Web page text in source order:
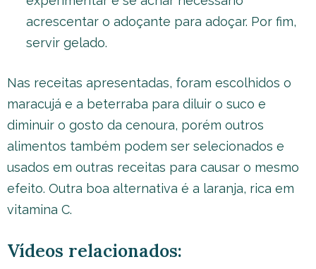
acrescentar o adoçante para adoçar. Por fim,
servir gelado.
Nas receitas apresentadas, foram escolhidos o
maracujá e a beterraba para diluir o suco e
diminuir o gosto da cenoura, porém outros
alimentos também podem ser selecionados e
usados em outras receitas para causar o mesmo
efeito. Outra boa alternativa é a laranja, rica em
vitamina C.
Vídeos relacionados: